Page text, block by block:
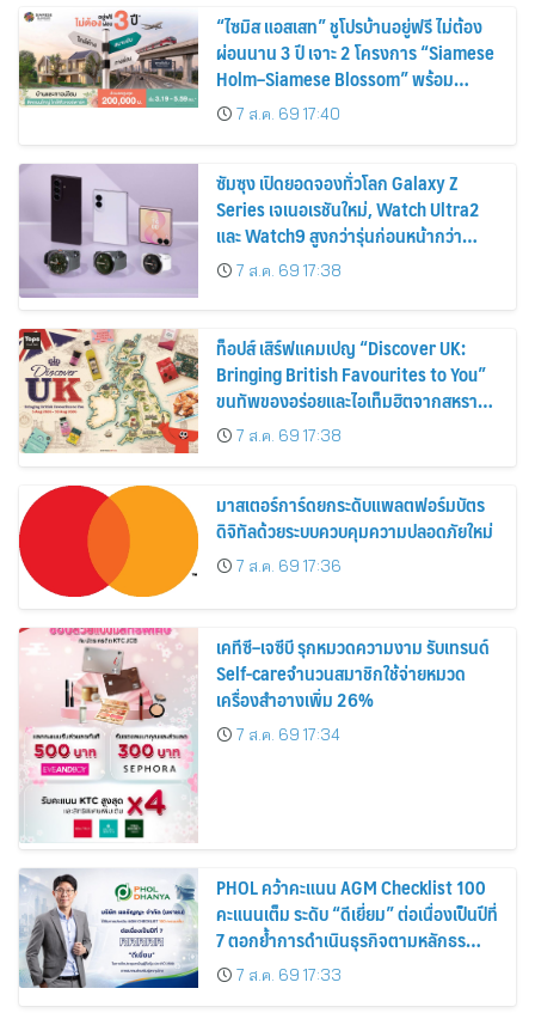
“ไซมิส แอสเสท” ชูโปรบ้านอยู่ฟรี ไม่ต้อง
ผ่อนนาน 3 ปี เจาะ 2 โครงการ “Siamese
Holm–Siamese Blossom” พร้อม
ส่วนลดและสิทธิพิเศษถึง 31 สิงหาคม
2569
7 ส.ค. 69 17:40
ซัมซุง เปิดยอดจองทั่วโลก Galaxy Z
Series เจเนอเรชันใหม่, Watch Ultra2
และ Watch9 สูงกว่ารุ่นก่อนหน้ากว่า
30%7 ส.ค. 69 17:38
ท็อปส์ เสิร์ฟแคมเปญ “Discover UK:
Bringing British Favourites to You”
ขนทัพของอร่อยและไอเท็มฮิตจากสหราช
อาณาจักร ส่งตรงถึงมือตั้งแต่วันนี้ – 18
สิงหาคมนี้
7 ส.ค. 69 17:38
มาสเตอร์การ์ดยกระดับแพลตฟอร์มบัตร
ดิจิทัลด้วยระบบควบคุมความปลอดภัยใหม่
7 ส.ค. 69 17:36
เคทีซี–เจซีบี รุกหมวดความงาม รับเทรนด์
Self-careจำนวนสมาชิกใช้จ่ายหมวด
เครื่องสำอางเพิ่ม 26%
7 ส.ค. 69 17:34
PHOL คว้าคะแนน AGM Checklist 100
คะแนนเต็ม ระดับ “ดีเยี่ยม” ต่อเนื่องเป็นปีที่
7 ตอกย้ำการดำเนินธุรกิจตามหลักธร
รมาภิบาล โปร่งใส สร้างความเชื่อมั่นผู้ถือ
หุ้น
7 ส.ค. 69 17:33